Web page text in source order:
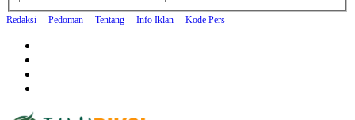
Redaksi Pedoman Tentang Info Iklan Kode Pers